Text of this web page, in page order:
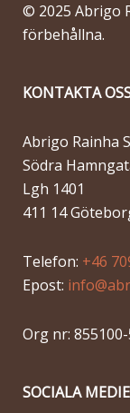
© 2025 Abrigo
förbehållna.
KONTAKTA
Abrigo Rainha
Södra
Lgh 1401
411 14
Telefon: +46
Epost:
Org nr: 855100-
SOCIALA